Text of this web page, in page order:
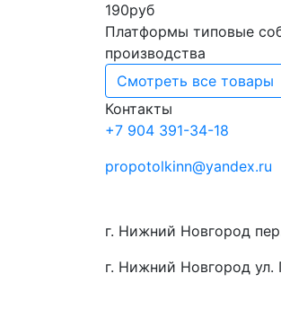
190руб
Платформы типовые
производства
Смотреть все товары
Контакты
+7 904 391-34-18
propotolkinn@yandex.ru
г. Нижний Новгород
г. Нижний Новгород ул.